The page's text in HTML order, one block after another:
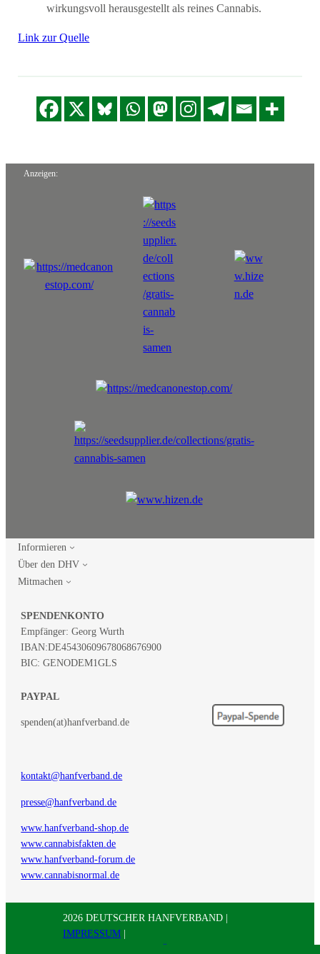
wirkungsvoll herausgestellt als reines Cannabis.
Link zur Quelle
Anzeigen:
Informieren
Über den DHV
Mitmachen
SPENDENKONTO
Empfänger: Georg Wurth
IBAN:DE45430609678068676900
BIC: GENODEM1GLS
PAYPAL
spenden(at)hanfverband.de
kontakt@hanfverband.de
presse@hanfverband.de
www.hanfverband-shop.de
www.cannabisfakten.de
www.hanfverband-forum.de
www.cannabisnormal.de
2026 DEUTSCHER HANFVERBAND |
IMPRESSUM |